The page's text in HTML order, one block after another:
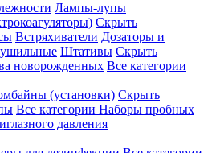
Лампы-лупы
Скрыть
Встряхиватели Дозаторы и
Штативы Скрыть
новорожденных Все категории
(установки) Скрыть
Все категории Наборы пробных
давления